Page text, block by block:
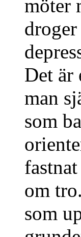
möter
Det är
man
som
om
som